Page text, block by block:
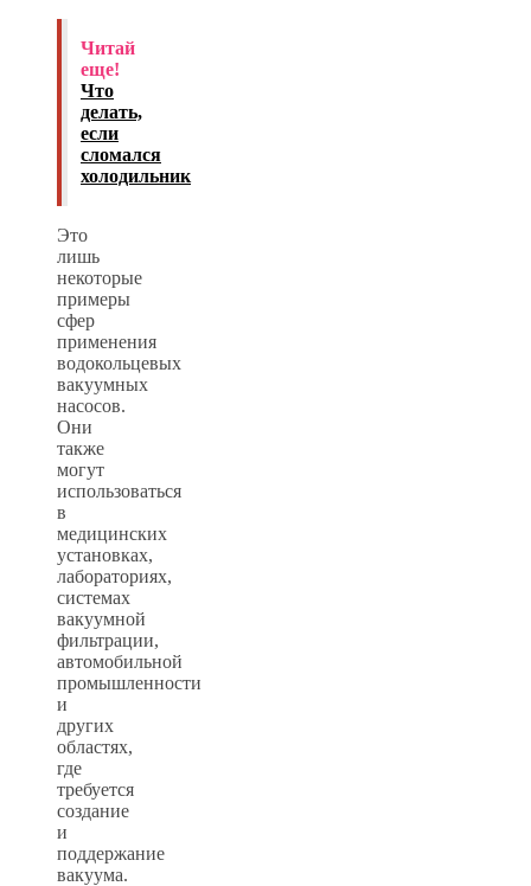
Читай
еще!
Что
делать,
если
сломался
холодильник
Это
лишь
некоторые
примеры
сфер
применения
водокольцевых
вакуумных
насосов.
Они
также
могут
использоваться
в
медицинских
установках,
лабораториях,
системах
вакуумной
фильтрации,
автомобильной
промышленности
и
других
областях,
где
требуется
создание
и
поддержание
вакуума.